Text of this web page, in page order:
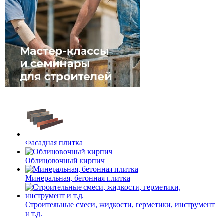
Фасадная плитка
Облицовочный кирпич
Минеральная, бетонная плитка
Строительные смеси, жидкости, герметики, инструмент
и т.д.